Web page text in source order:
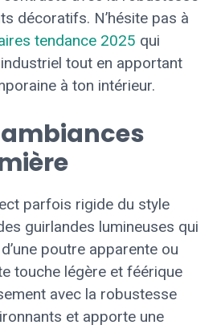
décoratifs. N’hésite pas à
tendance 2025 qui
tout en apportant
à ton intérieur.
parfois rigide du style
guirlandes lumineuses qui
poutre apparente ou
touche légère et féérique
avec la robustesse
et apporte une